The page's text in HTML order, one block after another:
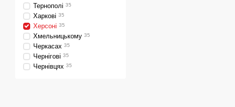
Тернополі 35
Харкові 35
Херсоні 35
Хмельницькому 35
Черкасах 35
Чернігові 35
Чернівцях 35